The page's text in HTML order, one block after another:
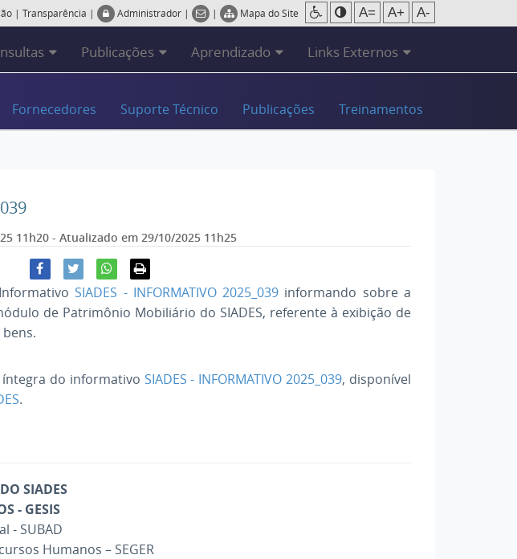
| Transparência | Administrador | | Mapa do Site A= A+ A-
Publicações Aprendizado Links Externos
Fornecedores Suporte Técnico Publicações Treinamentos
11h20 - Atualizado em 29/10/2025 11h25
SIADES - INFORMATIVO 2025_039 informando sobre a
de Patrimônio Mobiliário do SIADES, referente à exibição de
do informativo SIADES - INFORMATIVO 2025_039, disponível
.
SIADES
- GESIS
- SUBAD
Humanos – SEGER